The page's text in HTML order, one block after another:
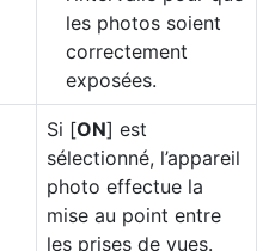
les photos soient
correctement
exposées.
Si [ON] est
sélectionné, l’appareil
photo effectue la
mise au point entre
les prises de vues.